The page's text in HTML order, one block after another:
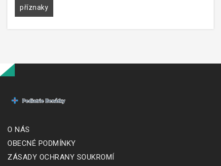
příznaky
O NÁS
OBECNÉ PODMÍNKY
ZÁSADY OCHRANY SOUKROMÍ